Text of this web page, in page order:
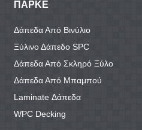
ΠΑΡΚΕ
Δάπεδα Από Βινύλιο
Ξύλινο Δάπεδο SPC
Δάπεδα Από Σκληρό Ξύλο
Δάπεδα Από Μπαμπού
Laminate Δάπεδα
WPC Decking